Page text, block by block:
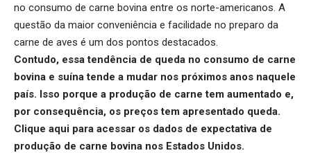
no consumo de carne bovina entre os norte-americanos. A
questão da maior conveniência e facilidade no preparo da
carne de aves é um dos pontos destacados.
Contudo, essa tendência de queda no consumo de carne
bovina e suína tende a mudar nos próximos anos naquele
país. Isso porque a produção de carne tem aumentado e,
por consequência, os preços tem apresentado queda.
Clique aqui para acessar os dados de expectativa de
produção de carne bovina nos Estados Unidos.